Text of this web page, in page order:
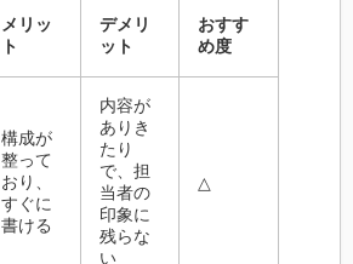
メリッ
ト
デメリ
ット
おすす
め度
構成が
整って
おり、
すぐに
書ける
内容が
ありき
たり
で、担
当者の
印象に
残らな
い
△